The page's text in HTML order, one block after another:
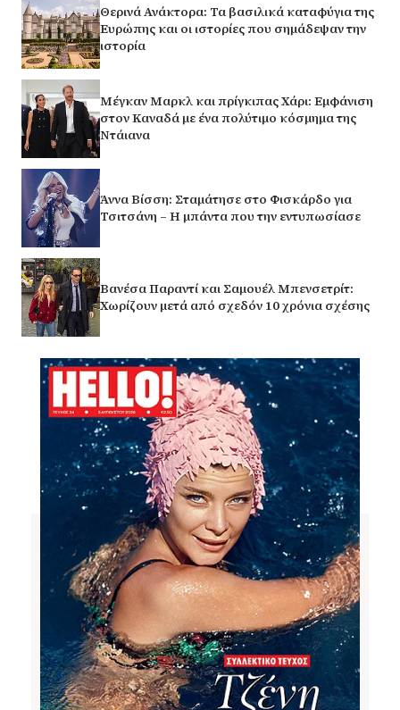
Θερινά Ανάκτορα: Τα βασιλικά καταφύγια της
Ευρώπης και οι ιστορίες που σημάδεψαν την
ιστορία
Μέγκαν Μαρκλ και πρίγκιπας Χάρι: Εμφάνιση
στον Καναδά με ένα πολύτιμο κόσμημα της
Ντάιανα
Άννα Βίσση: Σταμάτησε στο Φισκάρδο για
Τσιτσάνη – Η μπάντα που την εντυπωσίασε
Βανέσα Παραντί και Σαμουέλ Μπενσετρίτ:
Χωρίζουν μετά από σχεδόν 10 χρόνια σχέσης